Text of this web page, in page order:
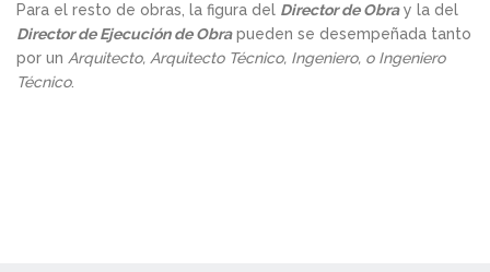
Para el resto de obras, la figura del Director de Obray la del
Director de Ejecución de Obrapueden se desempeñada tanto
por un Arquitecto, Arquitecto Técnico, Ingeniero, o Ingeniero
Técnico.